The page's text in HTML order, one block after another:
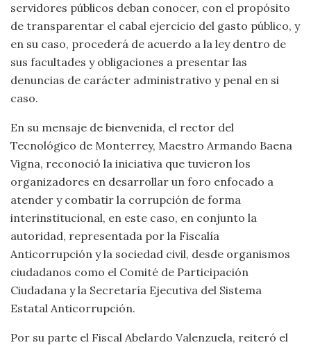
servidores públicos deban conocer, con el propósito
de transparentar el cabal ejercicio del gasto público, y
en su caso, procederá de acuerdo a la ley dentro de
sus facultades y obligaciones a presentar las
denuncias de carácter administrativo y penal en si
caso.
En su mensaje de bienvenida, el rector del
Tecnológico de Monterrey, Maestro Armando Baena
Vigna, reconoció la iniciativa que tuvieron los
organizadores en desarrollar un foro enfocado a
atender y combatir la corrupción de forma
interinstitucional, en este caso, en conjunto la
autoridad, representada por la Fiscalía
Anticorrupción y la sociedad civil, desde organismos
ciudadanos como el Comité de Participación
Ciudadana y la Secretaría Ejecutiva del Sistema
Estatal Anticorrupción.
Por su parte el Fiscal Abelardo Valenzuela, reiteró el